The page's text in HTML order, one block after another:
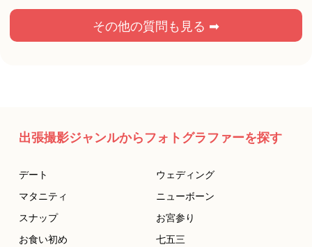
その他の質問も見る ➡
出張撮影ジャンルからフォトグラファーを探す
デート
ウェディング
マタニティ
ニューボーン
スナップ
お宮参り
お食い初め
七五三